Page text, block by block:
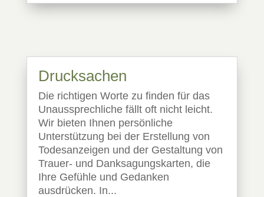
Drucksachen
Die richtigen Worte zu finden für das
Unaussprechliche fällt oft nicht leicht.
Wir bieten Ihnen persönliche
Unterstützung bei der Erstellung von
Todesanzeigen und der Gestaltung von
Trauer- und Danksagungskarten, die
Ihre Gefühle und Gedanken
ausdrücken. In...